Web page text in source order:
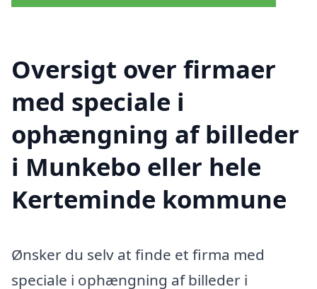
Oversigt over firmaer
med speciale i
ophængning af billeder
i Munkebo eller hele
Kerteminde kommune
Ønsker du selv at finde et firma med
speciale i ophængning af billeder i